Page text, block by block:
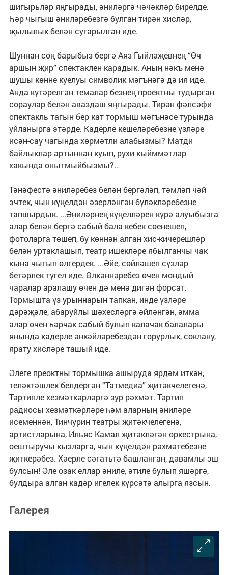
шигырьләр яңгырады, әниләргә чәчәкләр бирелде.
Һәр чыгыш әниләребезгә булган тирән хисләр,
җылылык белән сугарылган иде.
Шуннан соң барыбыз бергә Аяз Гыйләҗевнең “Өч
аршын җир” спектаклен карадык. Аның нәкъ менә
шушы көнне куелуы символик мәгънәгә дә ия иде.
Анда күтәрелгән темалар безнең проектны тудырган
сораулар белән аваздаш яңгырады. Тирән фәлсәфи
спектакль тагын бер кат тормыш мәгънәсе турында
уйланырга этәрде. Кадерле кешеләребезне үзләре
исән-сау чагында хөрмәтли алабызмы? Матди
байлыклар артыннан куып, рухи кыйммәтләр
хакында онытмыйбызмы?..
Тәнәфестә әниләребез белән бергәләп, тәмләп чәй
эчтек, чын күңелдән әзерләнгән бүләкләребезне
тапшырдык. ...Әниләрнең күңелләрен күрә алуыбызга
алар белән бергә сабый бала кебек сөенешеп,
фотоларга төшеп, бу көннән алган хис-кичерешләр
белән уртаклашып, театр ишекләре ябылганчы чак
кына чыгып өлгердек. ...Әйе, сөйләшеп сүзләр
бетәрлек түгел иде. Өлкәннәребез өчен мондый
чаралар аралашу өчен дә менә дигән форсат.
Тормышта үз урыннарын тапкан, инде үзләре
дәрәҗәле, абаруйлы шәхесләргә әйләнгән, әмма
алар өчен һәрчак сабый булып калачак балалары
янында кадерле әнкәйләребездән горурлык, соклану,
ярату хисләре ташый иде.
Әлеге преоктны тормышка ашыруда ярдәм иткән,
теләктәшлек белдергән “Татмедиа” җитәкчелегенә,
Тәртипле хезмәткәрләргә зур рәхмәт. Тәртип
радиосы хезмәткәрләре һәм аларның әниләре
исеменнән, Тинчурин театры җитәкчелегенә,
артистларына, Ильяс Камал җитәкләгән оркестрына,
оештыручы кызларга, чын күңелдән рәхмәтебезне
җиткерәбез. Хәерле сәгатьтә башланган, дәвамлы эш
булсын! Әле озак еллар әниле, әтиле булып яшәргә,
булдыра алган кадәр игелек күрсәтә алырга язсын.
Галерея